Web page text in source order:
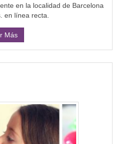
en la localidad de Barcelona
en línea recta.
Más